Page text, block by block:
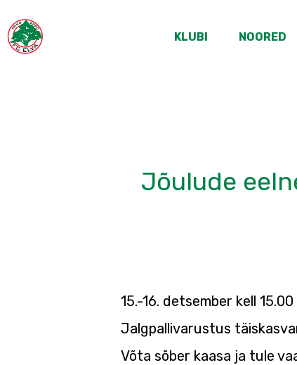
KLUBI NOORED
Jõulude
15.-16. detsember kell
Jalgpallivarustus
Võta sõber kaasa ja tule